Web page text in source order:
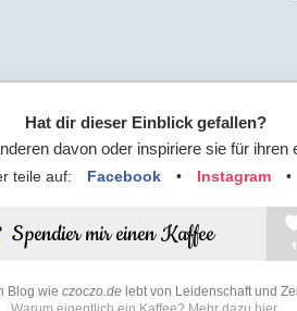
Hat dir dieser Einblick gefallen?
davon oder inspiriere sie für ihren
teile auf: Facebook • Instagram •
Blog wieczoczo.de lebt von Leidenschaft und